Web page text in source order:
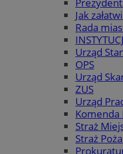
Jak
Rada
Urząd
OPS
Urząd
ZUS
Urząd
Komenda
Straż
Straż